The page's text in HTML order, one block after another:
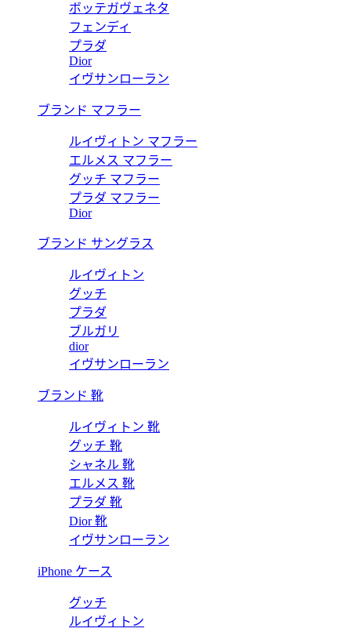
ボッテガヴェネタ
フェンディ
プラダ
Dior
イヴサンローラン
ブランド マフラー
ルイヴィトン マフラー
エルメス マフラー
グッチ マフラー
プラダ マフラー
Dior
ブランド サングラス
ルイヴィトン
グッチ
プラダ
ブルガリ
dior
イヴサンローラン
ブランド 靴
ルイヴィトン 靴
グッチ 靴
シャネル 靴
エルメス 靴
プラダ 靴
Dior 靴
イヴサンローラン
iPhone ケース
グッチ
ルイヴィトン